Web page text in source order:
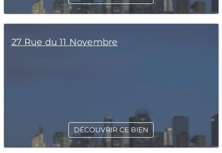
27 Rue du 11 Novembre
DÉCOUVRIR CE BIEN